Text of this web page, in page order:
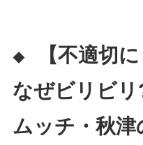
◆
【不適切
なぜビリビ
ムッチ・秋津